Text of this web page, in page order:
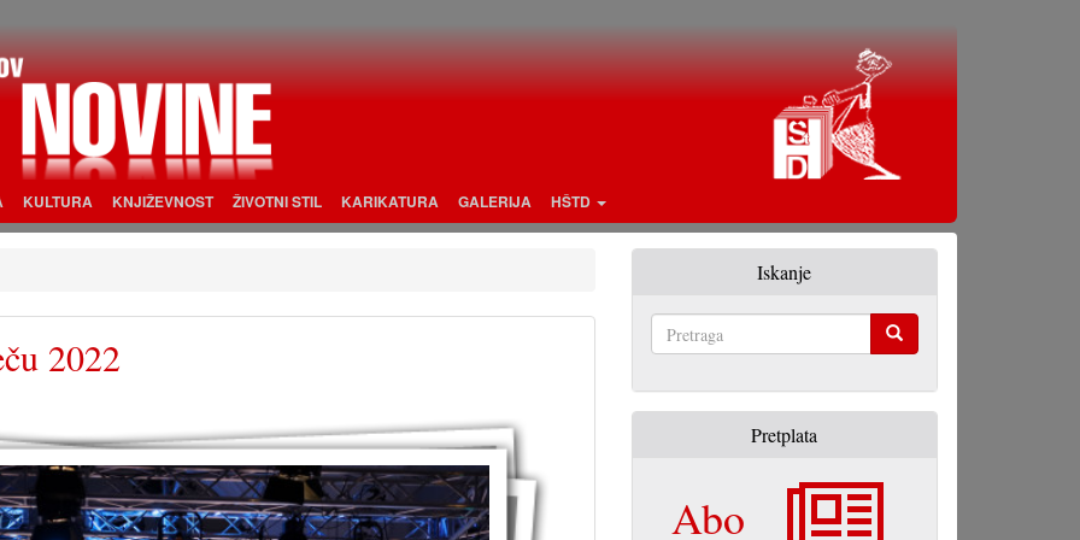
KULTURA KNJIŽEVNOST ŽIVOTNI STIL KARIKATURA GALERIJA HŠTD
2022
Iskanje
Pretplata
Abo